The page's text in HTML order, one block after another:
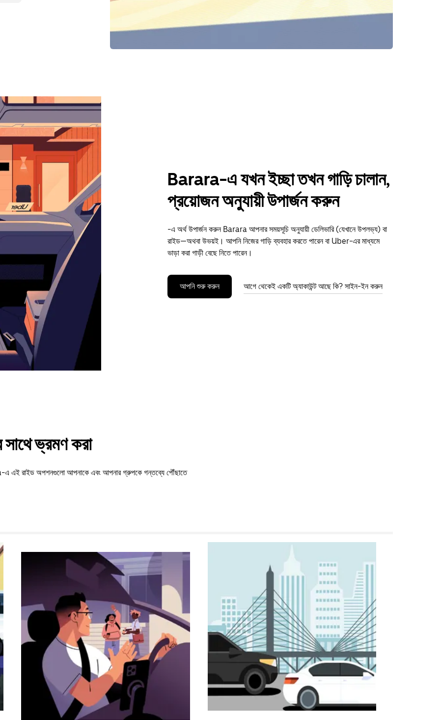
Barara-এ যখন ইচ্ছা তখন গাড়ি চালান,
প্রয়োজন অনুযায়ী উপার্জন করুন
-এ অর্থ উপার্জন করুন Barara আপনার সময়সূচি অনুযায়ী ডেলিভারি (যেখানে উপলভ্য) বা
রাইড—অথবা উভয়ই। আপনি নিজের গাড়ি ব্যবহার করতে পারেন বা Uber-এর মাধ্যমে
ভাড়া করা গাড়ী বেছে নিতে পারেন।
আপনি শুরু করুন আগে থেকেই একটি অ্যাকাউন্ট আছে কি? সাইন-ইন করুন
ভ্রমণ করা
এ এই রাইড অপশনগুলো আপনাকে এবং আপনার গ্রুপকে গন্তব্যে পৌঁছাতে